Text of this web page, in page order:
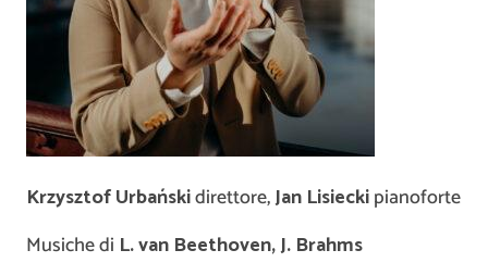
Krzysztof Urbańskidirettore,Jan Lisieckipianoforte
Musiche di L. van Beethoven, J. Brahms